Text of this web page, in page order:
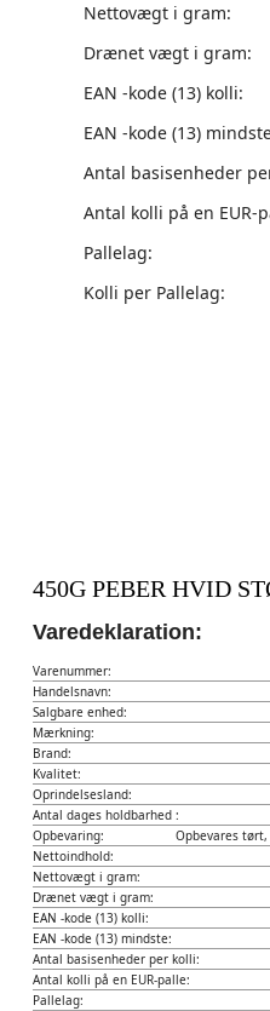
Nettovægt i gram:
Drænet vægt i gram:
EAN -kode (13) kolli:
EAN -kode (13)
Antal basisenheder
Antal kolli på en EUR-
Pallelag:
Kolli per Pallelag:
450G PEBER HVID
Varedeklaration:
Varenummer:
Handelsnavn:
Salgbare enhed:
Mærkning:
Brand:
Kvalitet:
Oprindelsesland:
Antal dages holdbarhed :
Opbevaring:
Opbevares
Nettoindhold:
Nettovægt i gram:
Drænet vægt i gram:
EAN -kode (13) kolli:
EAN -kode (13) mindste:
Antal basisenheder per kolli:
Antal kolli på en EUR-palle:
Pallelag: